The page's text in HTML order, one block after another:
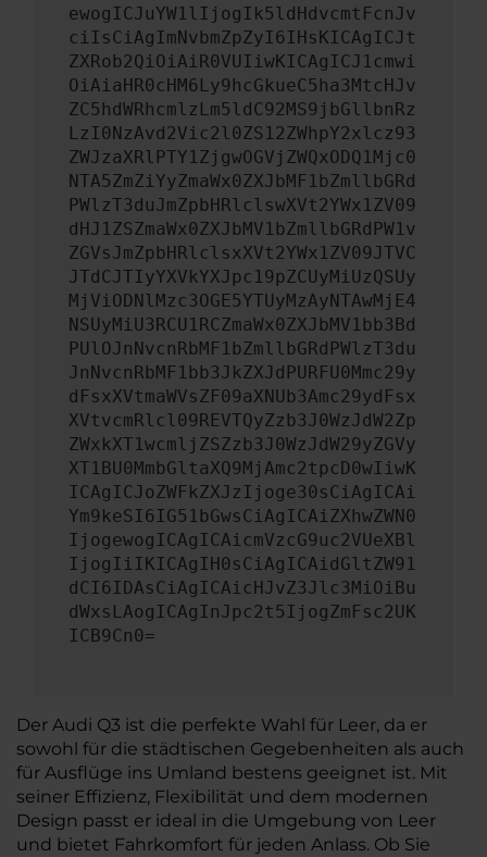
ewogICJuYW1lIjogIk5ldHdvcmtFcnJv
ciIsCiAgImNvbmZpZyI6IHsKICAgICJt
ZXRob2QiOiAiR0VUIiwKICAgICJ1cmwi
OiAiaHR0cHM6Ly9hcGkueC5ha3MtcHJv
ZC5hdWRhcmlzLm5ldC92MS9jbGllbnRz
LzI0NzAvd2Vic2l0ZS12ZWhpY2xlcz93
ZWJzaXRlPTY1ZjgwOGVjZWQxODQ1Mjc0
NTA5ZmZiYyZmaWx0ZXJbMF1bZmllbGRd
PWlzT3duJmZpbHRlclswXVt2YWx1ZV09
dHJ1ZSZmaWx0ZXJbMV1bZmllbGRdPW1v
ZGVsJmZpbHRlclsxXVt2YWx1ZV09JTVC
JTdCJTIyYXVkYXJpc19pZCUyMiUzQSUy
MjViODNlMzc3OGE5YTUyMzAyNTAwMjE4
NSUyMiU3RCU1RCZmaWx0ZXJbMV1bb3Bd
PUlOJnNvcnRbMF1bZmllbGRdPWlzT3du
JnNvcnRbMF1bb3JkZXJdPURFU0Mmc29y
dFsxXVtmaWVsZF09aXNUb3Amc29ydFsx
XVtvcmRlcl09REVTQyZzb3J0WzJdW2Zp
ZWxkXT1wcmljZSZzb3J0WzJdW29yZGVy
XT1BU0MmbGltaXQ9MjAmc2tpcD0wIiwK
ICAgICJoZWFkZXJzIjoge30sCiAgICAi
Ym9keSI6IG51bGwsCiAgICAiZXhwZWN0
IjogewogICAgICAicmVzcG9uc2VUeXBl
IjogIiIKICAgIH0sCiAgICAidGltZW91
dCI6IDAsCiAgICAicHJvZ3Jlc3MiOiBu
dWxsLAogICAgInJpc2t5IjogZmFsc2UK
ICB9Cn0=
Der Audi Q3 ist die perfekte Wahl für Leer, da er
sowohl für die städtischen Gegebenheiten als auch
für Ausflüge ins Umland bestens geeignet ist. Mit
seiner Effizienz, Flexibilität und dem modernen
Design passt er ideal in die Umgebung von Leer
und bietet Fahrkomfort für jeden Anlass. Ob Sie